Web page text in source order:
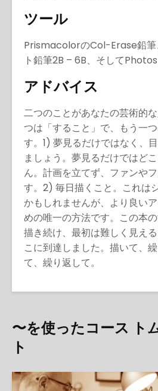
ツール
PrismacolorのCol-Erase鉛筆
ト鉛筆2B – 6B、そして
アドバイス
二つのことがあなたの芸術的
つは「すること」で、もう一
す。1) 夢見るだけではなく、
ましょう。夢見るだけではど
ん。計画を立てず、ファンや
す。2) 毎日描くこと。これは
かもしれませんが、より良い
めの唯一の方法です。この本
描き続け、最初は難しく見え
こに到達しました。描いて、
て、繰り返して。
〜を使ったコース ト
ト